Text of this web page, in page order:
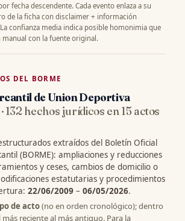
fecha descendente. Cada evento enlaza a su
de la ficha con disclaimer + información
confianza media indica posible homonimia que
con la fuente original.
DEL BORME
de Union Deportiva
· 132 hechos jurídicos en 15 actos
extraídos del Boletín Oficial
(BORME): ampliaciones y reducciones
y ceses, cambios de domicilio o
estatutarias y procedimientos
22/06/2009 – 06/05/2026.
de acto(no en orden cronológico); dentro
reciente al más antiguo. Para la